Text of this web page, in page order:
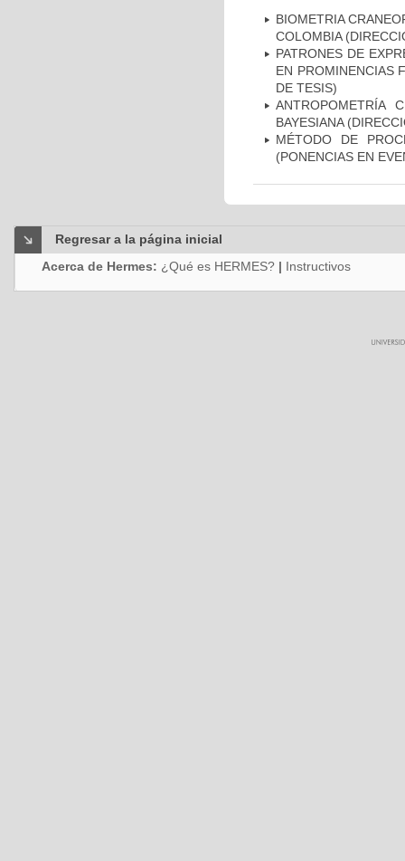
BIOMETRIA
COLOMBIA
PATRONES DE
EN PROMINENCIAS
DE TESIS)
ANTROPOMETRÍA
BAYESIANA
MÉTODO DE
(PONENCIAS EN
Regresar a la página inicial
Acerca de Hermes: ¿Qué es HERMES? | Instructivos